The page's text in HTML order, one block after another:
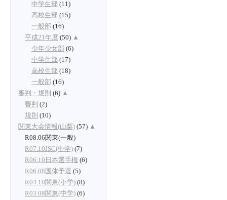
中学生部 (11)
高校生部 (15)
一般部 (16)
平成21年度 (50) ▲
少年少女部 (6)
中学生部 (17)
高校生部 (18)
一般部 (16)
審判・規則 (6) ▲
審判 (2)
規則 (10)
関東大会情報(山梨) (57) ▲
R08.06関東(一般)
R07.10JSC(中学) (7)
R06.10日本選手権 (6)
R06.08国体予選 (5)
R04.10関東(小学) (8)
R03.08関東(中学) (6)